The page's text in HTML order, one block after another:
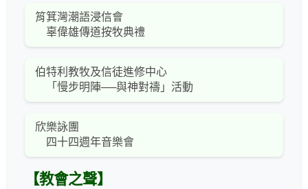
筲箕灣潮語浸信會
辜偉雄傳道按牧典禮
伯特利教牧及信徒進修中心
「慢步明陣──與神對禱」活動
欣樂詠團
四十四週年音樂會
【教會之聲】